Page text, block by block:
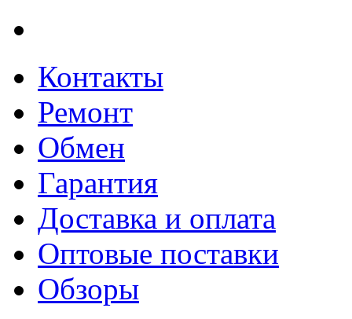
Контакты
Ремонт
Обмен
Гарантия
Доставка и оплата
Оптовые поставки
Обзоры